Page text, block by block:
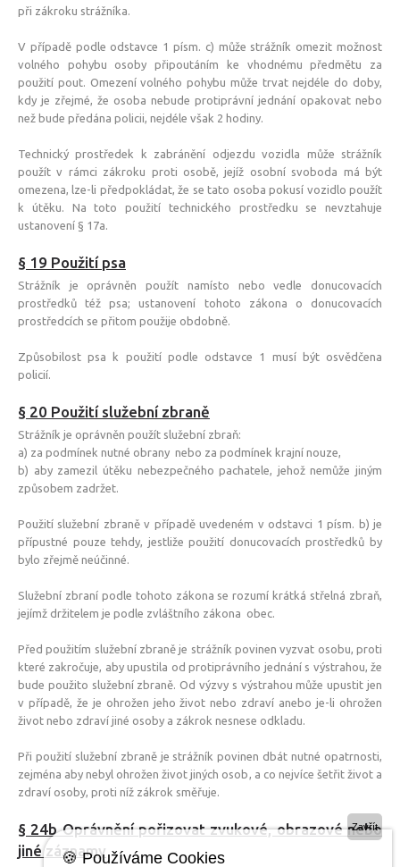
při zákroku strážníka.
V případě podle odstavce 1 písm. c) může strážník omezit možnost
volného pohybu osoby připoutáním ke vhodnému předmětu za
použití pout. Omezení volného pohybu může trvat nejdéle do doby,
kdy je zřejmé, že osoba nebude protiprávní jednání opakovat nebo
než bude předána policii, nejdéle však 2 hodiny.
Technický prostředek k zabránění odjezdu vozidla může strážník
použít v rámci zákroku proti osobě, jejíž osobní svoboda má být
omezena, lze-li předpokládat, že se tato osoba pokusí vozidlo použít
k útěku. Na toto použití technického prostředku se nevztahuje
ustanovení § 17a.
§ 19 Použití psa
Strážník je oprávněn použít namísto nebo vedle donucovacích
prostředků též psa; ustanovení tohoto zákona o donucovacích
prostředcích se přitom použije obdobně.
Způsobilost psa k použití podle odstavce 1 musí být osvědčena
policií.
§ 20 Použití služební zbraně
Strážník je oprávněn použít služební zbraň:
a) za podmínek nutné obrany nebo za podmínek krajní nouze,
b) aby zamezil útěku nebezpečného pachatele, jehož nemůže jiným
způsobem zadržet.
Použití služební zbraně v případě uvedeném v odstavci 1 písm. b) je
přípustné pouze tehdy, jestliže použití donucovacích prostředků by
bylo zřejmě neúčinné.
Služební zbraní podle tohoto zákona se rozumí krátká střelná zbraň,
jejímž držitelem je podle zvláštního zákona obec.
Před použitím služební zbraně je strážník povinen vyzvat osobu, proti
které zakročuje, aby upustila od protiprávního jednání s výstrahou, že
bude použito služební zbraně. Od výzvy s výstrahou může upustit jen
v případě, že je ohrožen jeho život nebo zdraví anebo je-li ohrožen
život nebo zdraví jiné osoby a zákrok nesnese odkladu.
Při použití služební zbraně je strážník povinen dbát nutné opatrnosti,
zejména aby nebyl ohrožen život jiných osob, a co nejvíce šetřit život a
zdraví osoby, proti níž zákrok směřuje.
§ 24b Oprávnění pořizovat zvukové, obrazové nebo
jiné záznamy
Zavřít
🍪 Používáme Cookies